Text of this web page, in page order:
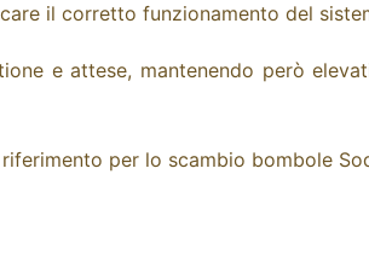
il corretto funzionamento del
e attese, mantenendo però
per lo scambio bombole